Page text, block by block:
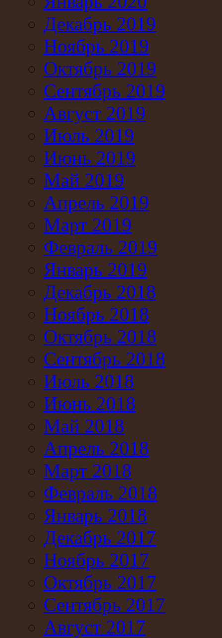
Декабрь 2019
Ноябрь 2019
Октябрь 2019
Сентябрь 2019
Август 2019
Июль 2019
Июнь 2019
Май 2019
Апрель 2019
Март 2019
Февраль 2019
Январь 2019
Декабрь 2018
Ноябрь 2018
Октябрь 2018
Сентябрь 2018
Июль 2018
Июнь 2018
Май 2018
Апрель 2018
Март 2018
Февраль 2018
Январь 2018
Декабрь 2017
Ноябрь 2017
Октябрь 2017
Сентябрь 2017
Август 2017